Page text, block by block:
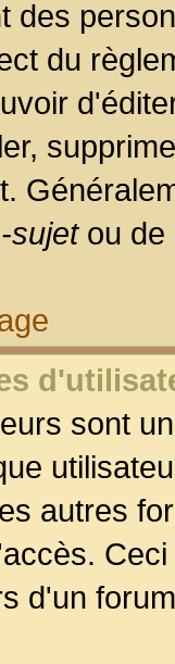
des
du
sujetou de
sont
autres
d'un